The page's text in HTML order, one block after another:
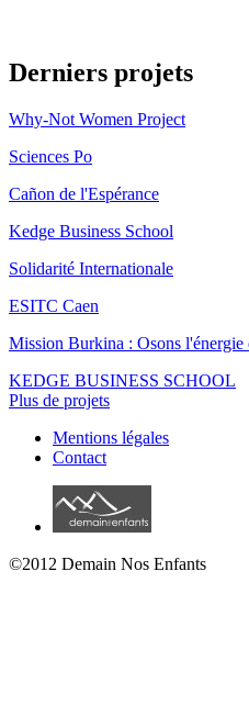
Derniers projets
Why-Not Women Project
Sciences Po
Cañon de l'Espérance
Kedge Business School
Solidarité Internationale
ESITC Caen
Mission Burkina : Osons
KEDGE BUSINESS SCHOOL
Plus de projets
Mentions légales
Contact
©2012 Demain Nos Enfants